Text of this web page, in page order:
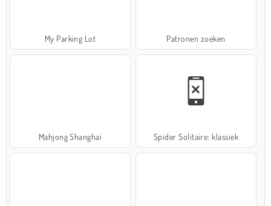
My Parking Lot Patronen zoeken
Mahjong Shanghai Spider Solitaire: klassiek